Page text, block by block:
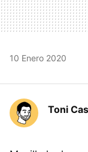
10 Enero 2020
Toni